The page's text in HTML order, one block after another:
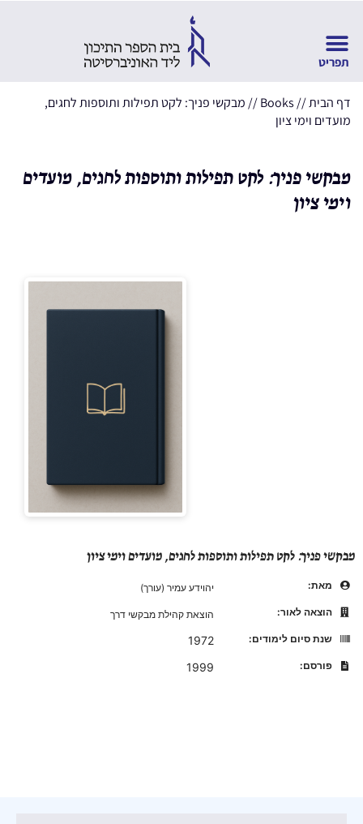
דף הבית//
Books
// מבקשי פניך: לקט תפילות ותוספות לחגים,
מועדים וימי ציון
מבקשי פניך: לקט תפילות ותוספות לחגים, מועדים
וימי ציון
מבקשי פניך: לקט תפילות ותוספות לחגים, מועדים וימי ציון
מאת:
יהוידע עמיר (עורך)
הוצאה לאור:
הוצאת קהילת מבקשי דרך
שנת סיום לימודים:
1972
פורסם: 1999